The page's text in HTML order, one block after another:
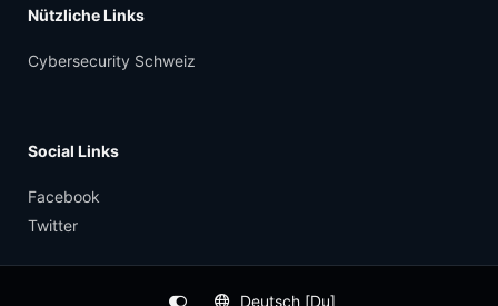
Nützliche Links
Cybersecurity Schweiz
Social Links
Facebook
Twitter
Deutsch [Du]